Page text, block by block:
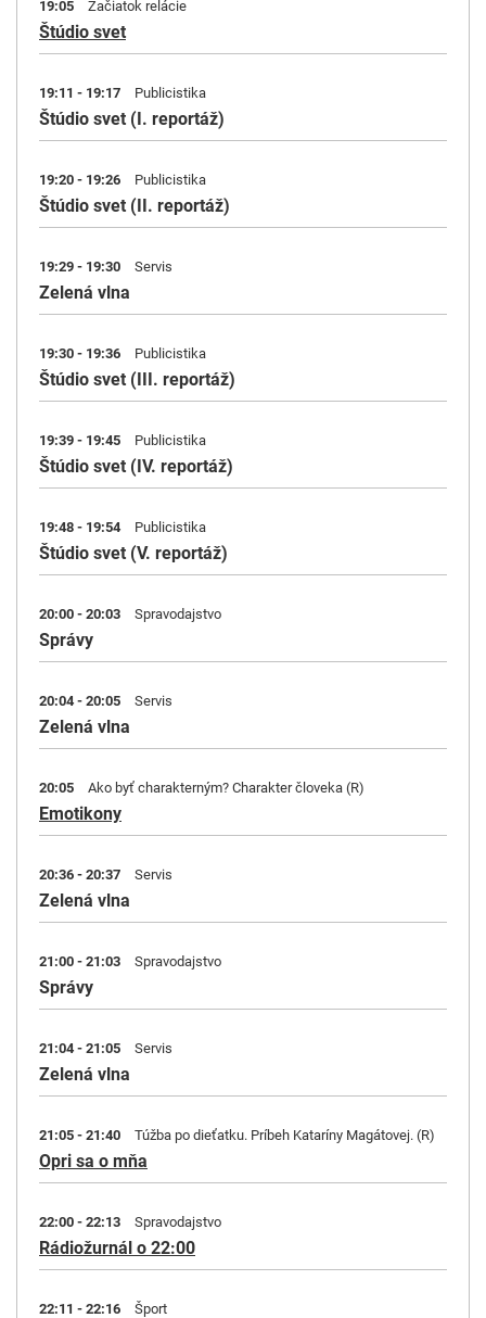
19:05 Začiatok relácie
Štúdio svet
19:11 - 19:17 Publicistika
Štúdio svet (I. reportáž)
19:20 - 19:26 Publicistika
Štúdio svet (II. reportáž)
19:29 - 19:30 Servis
Zelená vlna
19:30 - 19:36 Publicistika
Štúdio svet (III. reportáž)
19:39 - 19:45 Publicistika
Štúdio svet (IV. reportáž)
19:48 - 19:54 Publicistika
Štúdio svet (V. reportáž)
20:00 - 20:03 Spravodajstvo
Správy
20:04 - 20:05 Servis
Zelená vlna
20:05 Ako byť charakterným? Charakter človeka (R)
Emotikony
20:36 - 20:37 Servis
Zelená vlna
21:00 - 21:03 Spravodajstvo
Správy
21:04 - 21:05 Servis
Zelená vlna
21:05 - 21:40 Túžba po dieťatku. Príbeh Kataríny Magátovej. (R)
Opri sa o mňa
22:00 - 22:13 Spravodajstvo
Rádiožurnál o 22:00
22:11 - 22:16 Šport